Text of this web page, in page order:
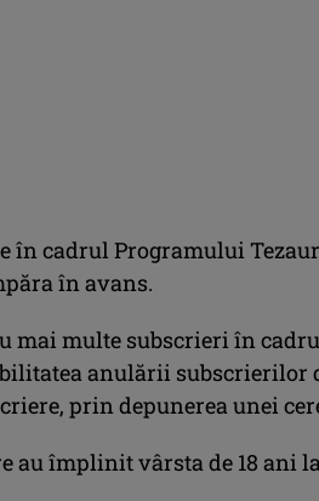
în cadrul Programului Tezaur
în avans.
mai multe subscrieri în
anulării subscrierilor
prin depunerea unei
au împlinit vârsta de 18 ani la